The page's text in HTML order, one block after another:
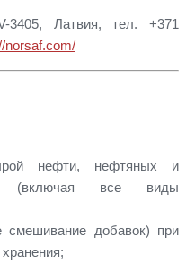
Латвия, тел. +371
norsaf.com/
нефти, нефтяных и
(включая все виды
смешивание добавок) при
хранения;